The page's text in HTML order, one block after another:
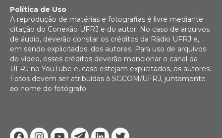
Política de Uso
A reprodução de matérias e fotografias é livre mediante
citação do Conexão UFRJ e do autor. No caso de arquivos
de áudio, deverão constar os créditos da Rádio UFRJ e,
em sendo explicitados, dos autores. Para uso de arquivos
de vídeo, esses créditos deverão mencionar o canal da
UFRJ no YouTube e, caso estejam explicitados, os autores.
Fotos devem ser atribuídas à SGCOM/UFRJ, juntamente
ao nome do fotógrafo.